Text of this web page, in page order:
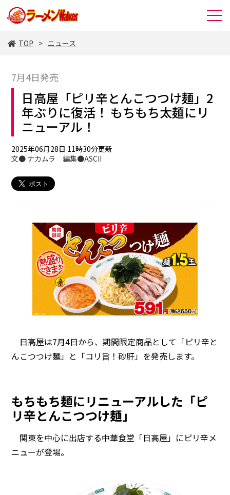
TOP ニュース
7月4日発売
日高屋「ピリ辛とんこつつけ麺」2
年ぶりに復活！ もちもち太麺にリ
ニューアル！
2025年06月28日 11時30分更新
文● ナカムラ 編集●ASCII
日高屋は7月4日から、期間限定商品として「ピリ辛と
んこつつけ麺」と「コリ旨！砂肝」を発売します。
もちもち麺にリニューアルした「ピ
リ辛とんこつつけ麺」
関東を中心に出店する中華食堂「日高屋」にピリ辛メ
ニューが登場。